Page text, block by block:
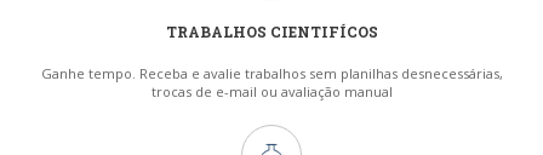
TRABALHOS CIENTIFÍCOS
Ganhe tempo. Receba e avalie trabalhos sem planilhas desnecessárias,
trocas de e-mail ou avaliação manual